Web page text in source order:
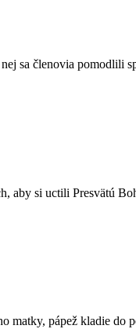
sa členovia
si uctili Presvätú
matky, pápež kladie do